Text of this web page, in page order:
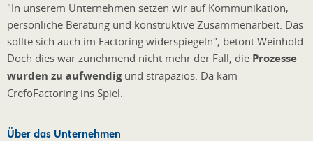
"In unserem Unternehmen setzen wir auf Kommunikation,
persönliche Beratung und konstruktive Zusammenarbeit. Das
sollte sich auch im Factoring widerspiegeln", betont Weinhold.
Doch dies war zunehmend nicht mehr der Fall, die Prozesse
wurden zu aufwendigund strapaziös. Da kam
CrefoFactoring ins Spiel.
Über das Unternehmen